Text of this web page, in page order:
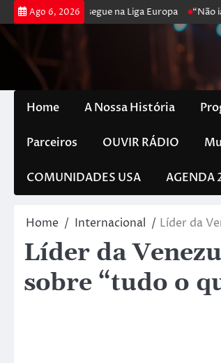
Ago 6, 2026
poker e prossegue na Liga Europa “Não ia
Home A Nossa História
Parceiros OUVIR RÁDIO
COMUNIDADES USA AGENDA
Home Internacional Líder da
Líder da
sobre “tudo o